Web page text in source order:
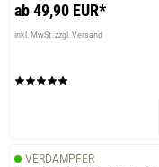
ab 49,90 EUR*
inkl. MwSt. zzgl. Versand
VERDAMPFER